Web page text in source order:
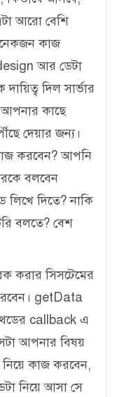
আরো বেশি
কাজ
আর ডেটা
দিল সার্ভার
আপনার কাছে
দেয়ার জন্য।
করবেন? আপনি
বলবেন
দিতে? নাকি
বলতে? বেশ
করার সিসটেমের
getData
callback এ
আপনার বিষয়
কাজ করবেন,
নিয়ে আসা সে